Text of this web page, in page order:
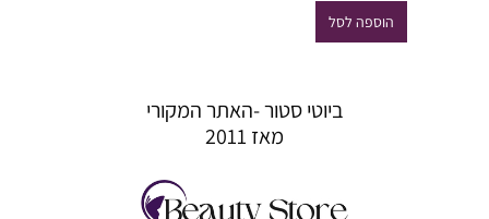
היה:
₪690.00.הוספה לסל
ביוטי סטור -האתר המקורי
מאז 2011